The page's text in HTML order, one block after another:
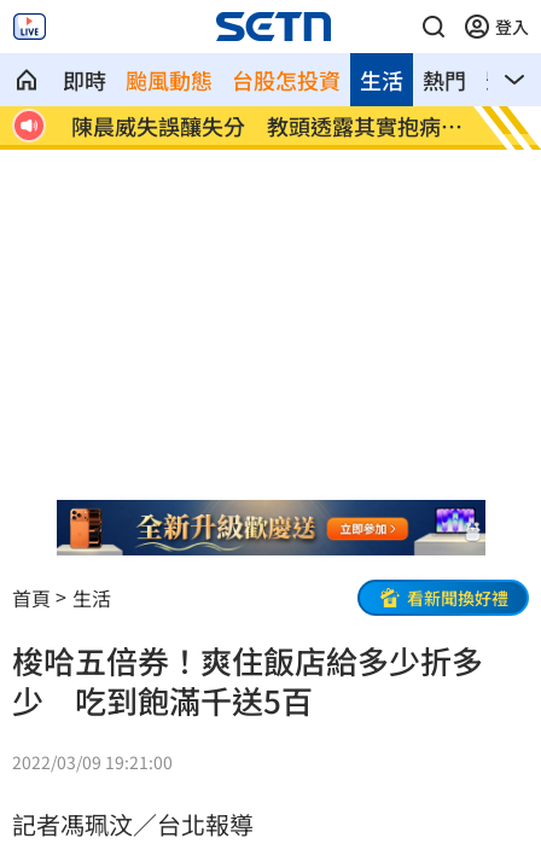
登入
即時 颱風動態 台股怎投資 熱門 影音
生活
電
陳晨威失誤釀失分 教頭透露其實抱病上
場
昆凌
況
首頁 生活 看新聞換好禮
梭哈五倍券！爽住飯店給多少折多
少 吃到飽滿千送5百
2022/03/09 19:21:00
記者馮珮汶／台北報導